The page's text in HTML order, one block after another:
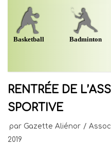
RENTRÉE DE
SPORTIVE
par Gazette Aliénor
2019